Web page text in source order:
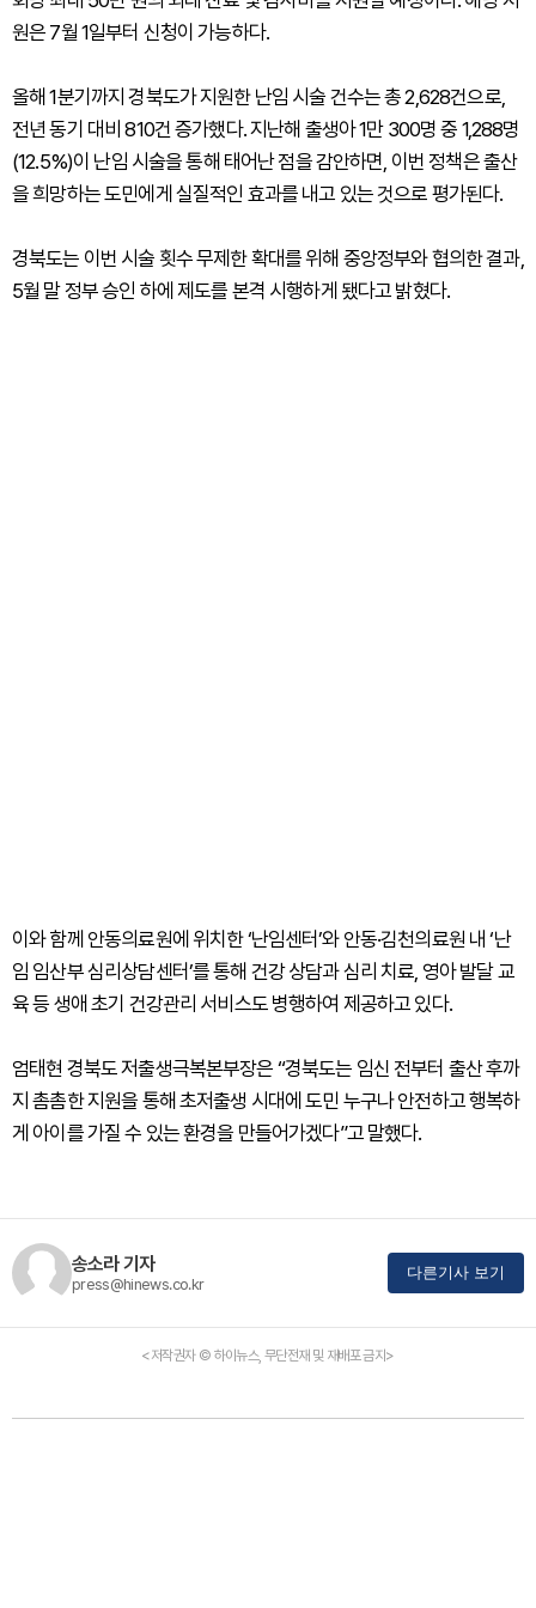
원은 7월 1일부터 신청이 가능하다.
올해 1분기까지 경북도가 지원한 난임 시술 건수는 총 2,628건으로,
전년 동기 대비 810건 증가했다. 지난해 출생아 1만 300명 중 1,288명
(12.5%)이 난임 시술을 통해 태어난 점을 감안하면, 이번 정책은 출산
을 희망하는 도민에게 실질적인 효과를 내고 있는 것으로 평가된다.
경북도는 이번 시술 횟수 무제한 확대를 위해 중앙정부와 협의한 결과,
5월 말 정부 승인 하에 제도를 본격 시행하게 됐다고 밝혔다.
이와 함께 안동의료원에 위치한 ‘난임센터’와 안동·김천의료원 내 ‘난
임 임산부 심리상담센터’를 통해 건강 상담과 심리 치료, 영아 발달 교
육 등 생애 초기 건강관리 서비스도 병행하여 제공하고 있다.
엄태현 경북도 저출생극복본부장은 “경북도는 임신 전부터 출산 후까
지 촘촘한 지원을 통해 초저출생 시대에 도민 누구나 안전하고 행복하
게 아이를 가질 수 있는 환경을 만들어가겠다”고 말했다.
송소라 기자
press@hinews.co.kr
다른기사 보기
<저작권자 © 하이뉴스, 무단전재 및 재배포 금지>